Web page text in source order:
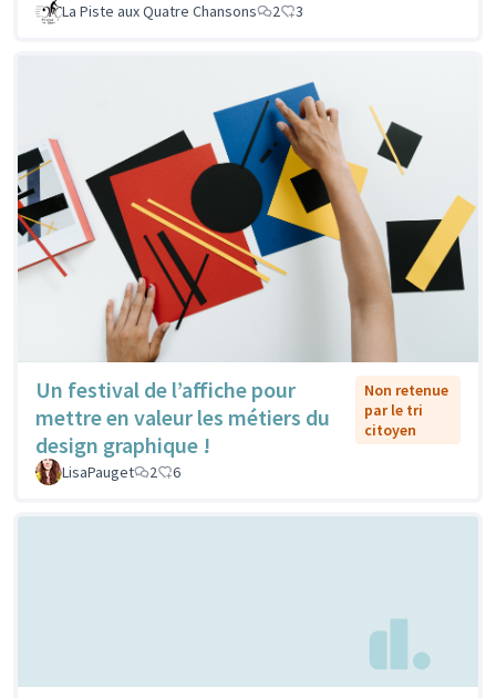
La Piste aux Quatre Chansons 2 3
Un festival de l’affiche pour
mettre en valeur les métiers du
design graphique !
Non retenue
par le tri
citoyen
LisaPauget 2 6